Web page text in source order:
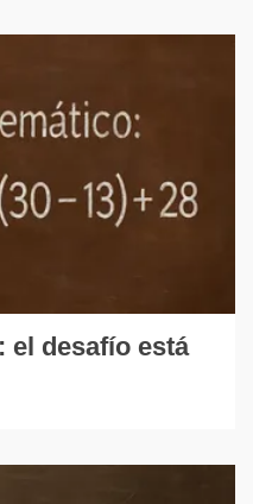
el desafío está